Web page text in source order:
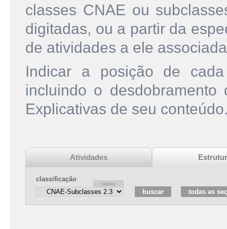
classes CNAE ou
digitadas, ou a partir da
de atividades a ele
Indicar a posição de
incluindo o
Explicativas de seu
Atividades
classificação